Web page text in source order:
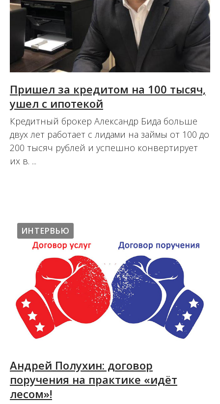
Пришел за кредитом на 100 тысяч,
ушел с ипотекой
Кредитный брокер Александр Бида больше
двух лет работает с лидами на займы от 100 до
200 тысяч рублей и успешно конвертирует
их в. ...
ИНТЕРВЬЮ
Андрей Полухин: договор
поручения на практике «идёт
лесом»!